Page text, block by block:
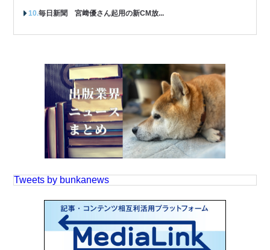
毎日新聞 宮﨑優さん起用の新CM放...
Tweets by bunkanews